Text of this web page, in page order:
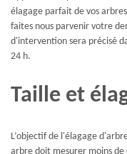
élagage parfait de vos
faites nous parvenir votre
d'intervention sera précisé
24 h.
Taille et
L’objectif de l'élagage
arbre doit mesurer moins de